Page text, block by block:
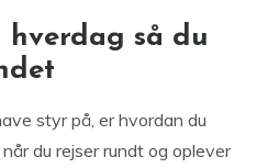
så du
styr på, er hvordan du
du rejser rundt og oplever